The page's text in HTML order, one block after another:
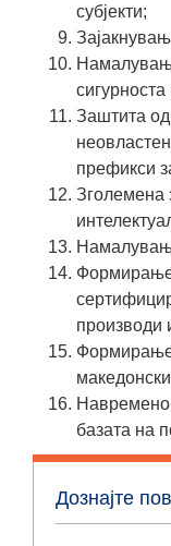
субјекти;
Заштита
префикси
Зголемена
Формирање
производи
Формирање
базата на
Дознајте